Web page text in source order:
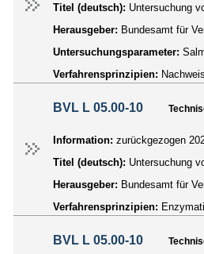
Titel (deutsch): Untersuchung
Herausgeber: Bundesamt für
Untersuchungsparameter:
Verfahrensprinzipien: Nachweis
BVL L 05.00-10
Information: zurückgezogen
Titel (deutsch): Untersuchung
Herausgeber: Bundesamt für
Verfahrensprinzipien:
BVL L 05.00-10